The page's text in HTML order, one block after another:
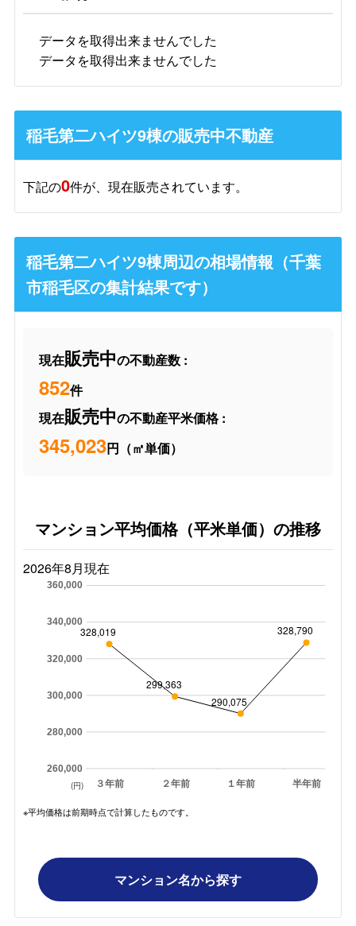
データを取得出来ませんでした
データを取得出来ませんでした
稲毛第二ハイツ9棟の販売中不動産
下記の0件が、現在販売されています。
稲毛第二ハイツ9棟周辺の相場情報（千葉
市稲毛区の集計結果です）
現在販売中の不動産数 :
852件
現在販売中の不動産平米価格 :
345,023円（㎡単価）
マンション平均価格（平米単価）の推移
2026年8月現在
３年前 ２年前 １年前 半年前
260,000
280,000
300,000
320,000
340,000
360,000
328,019
299,363
290,075
328,790
(円)
※平均価格は前期時点で計算したものです。
マンション名から探す